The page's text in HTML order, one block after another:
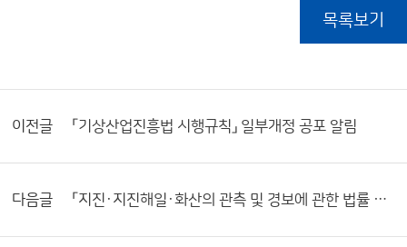
목록보기
이전글 「기상산업진흥법 시행규칙」 일부개정 공포 알림
다음글 「지진·지진해일·화산의 관측 및 경보에 관한 법률 시행규칙」 일부개정령 공포 알림